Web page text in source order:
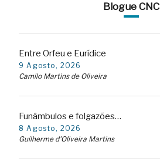
Blogue CNC
Entre Orfeu e Eurídice
9 Agosto, 2026
Camilo Martins de Oliveira
Funâmbulos e folgazões…
8 Agosto, 2026
Guilherme d'Oliveira Martins